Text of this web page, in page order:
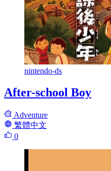
nintendo-ds
After-school Boy
Adventure
繁體中文
0